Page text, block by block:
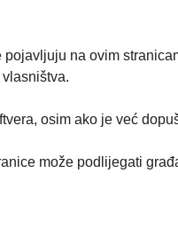
na ovim
osim ako je već
može podlijegati